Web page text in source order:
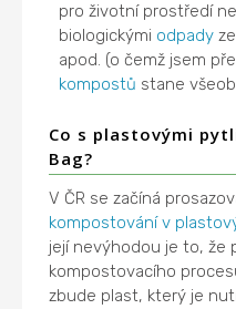
pro životní prostředí
biologickými odpady
apod. (o čemž jsem
kompostů stane
Co s plastovými
Bag?
V ČR se začíná
kompostování v
její nevýhodou je to, že
kompostovacího
zbude plast, který je